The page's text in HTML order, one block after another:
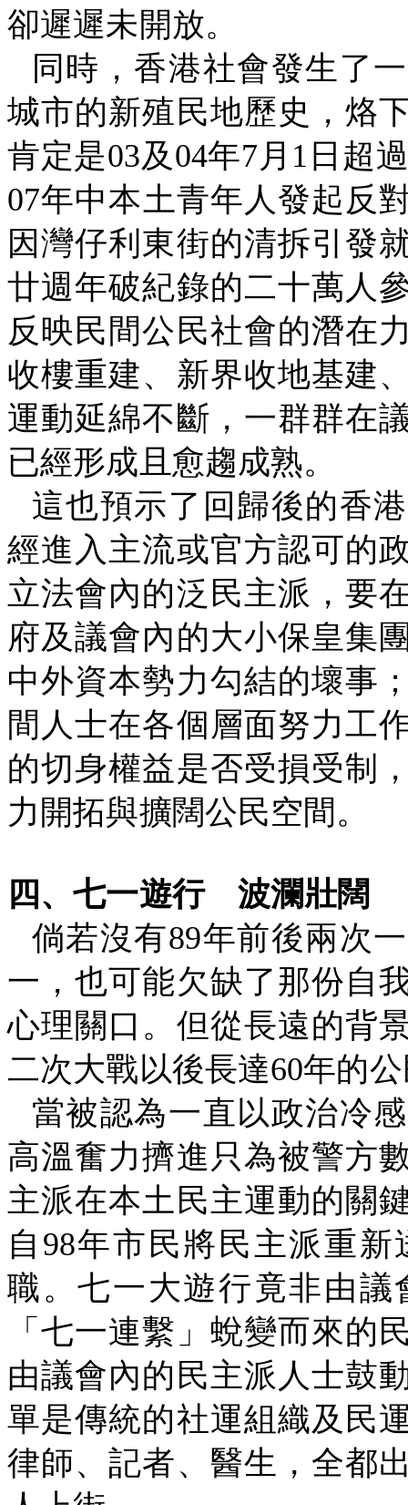
卻遲遲未開放。
同時，香港社會發生了
城市的新殖民地歷史，烙
肯定是03及 04年7 月 1 日超
07年中本土青年人發起反
因灣仔利東街的清拆引發
廿週年破紀錄的二十萬人
反映民間公民社會的潛在
收樓重建、新界收地基建
運動延綿不斷，一群群在
已經形成且愈趨成熟。
這也預示了回歸後的香
經進入主流或官方認可的
立法會內的泛民主派，要
府及議會內的大小保皇集
中外資本勢力勾結的壞事
間人士在各個層面努力工
的切身權益是否受損受制
力開拓與擴闊公民空間。
四、七一遊行
波瀾壯闊
倘若沒有89年前後兩次
一，也可能欠缺了那份自
心理關口。但從長遠的背
二次大戰以後長達60年的
當被認為一直以政治冷
高溫奮力擠進只為被警方
主派在本土民主運動的關
自 98年市民將民主派重新
職。七一大遊行竟非由
「七一連繫」蛻變而來的
由議會內的民主派人士鼓
單是傳統的社運組織及民
律師、記者、醫生，全都